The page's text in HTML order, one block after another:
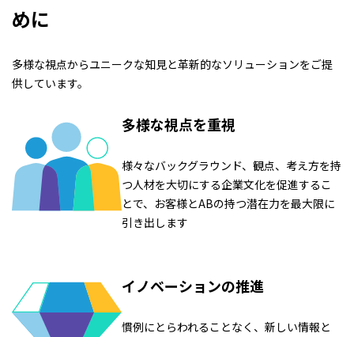
めに
多様な視点からユニークな知見と革新的なソリューションをご提
供しています。
多様な視点を重視
様々なバックグラウンド、観点、考え方を持
つ人材を大切にする企業文化を促進するこ
とで、お客様とABの持つ潜在力を最大限に
引き出します
イノベーションの推進
慣例にとらわれることなく、新しい情報と